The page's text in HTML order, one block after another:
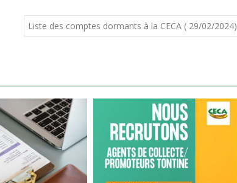
Liste des comptes dormants à la CECA ( 29/02/2024)